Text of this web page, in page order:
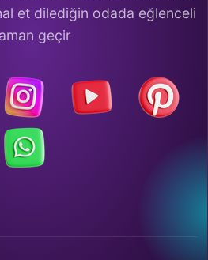
et dilediğin odada eğlenceli
geçir